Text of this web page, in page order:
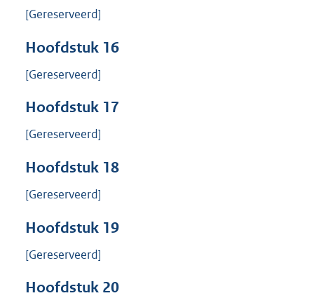
[Gereserveerd]
Hoofdstuk 16
[Gereserveerd]
Hoofdstuk 17
[Gereserveerd]
Hoofdstuk 18
[Gereserveerd]
Hoofdstuk 19
[Gereserveerd]
Hoofdstuk 20